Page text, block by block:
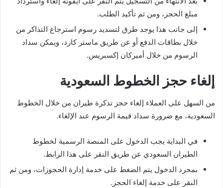
مبلغ الحجز، ومن ثم تأكيد الطلب.
إلى جانب هذا يوجد طرق لتسديد رسوم استرجاع التذاكر من
خلال بطاقات الدفع أو عن طريق ماستر كارد، ويمكن سداد
الرسوم من خلال أميركان إكسبريس.
إلغاء حجز الخطوط السعودية
من السهل على العملاء إلغاء حجز تذكرة طيران من خلال الخطوط
السعودية، مع ضرورة سداد قيمة الرسوم عند الإلغاء.
في البداية يجب الدخول على المنصة الرسمية لخطوط
الطيران السعودي عن طريق النقر على هذا الرابط.
بمجرد الدخول يتم الضغط على خدمة إدارة الحجوزات، ومن ثم
النقر على خدمة إلغاء الحجز.